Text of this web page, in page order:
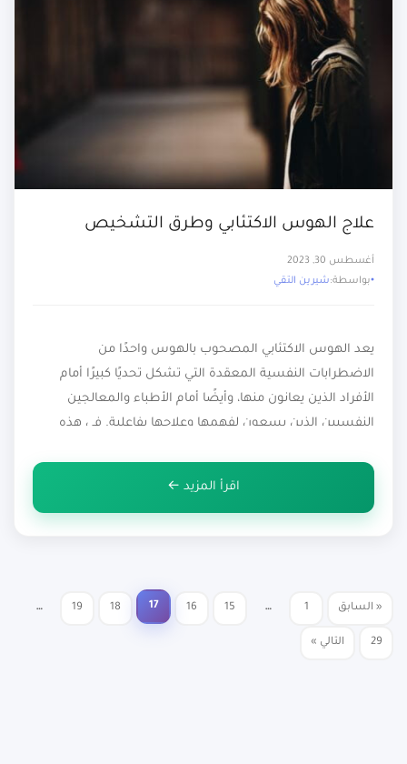
علاج الهوس الاكتئابي وطرق التشخيص
أغسطس 30, 2023
بواسطة:شيرين التقي
يعد الهوس الاكتئابي المصحوب بالهوس واحدًا من
الاضطرابات النفسية المعقدة التي تشكل تحديًا كبيرًا أمام
الأفراد الذين يعانون منها، وأيضًا أمام الأطباء والمعالجين
النفسيين الذين يسعون لفهمها وعلاجها بفاعلية. في هذه
أهم الأدوية المساعدة في عملية العلاج. طرق علاج الهوس
اقرأ المزيد ←
« السابق 1
…
15
16
17
18
19
…
29 التالي »